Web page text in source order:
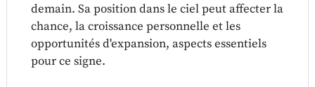
demain. Sa position dans le ciel peut affecter la
chance, la croissance personnelle et les
opportunités d'expansion, aspects essentiels
pour ce signe.